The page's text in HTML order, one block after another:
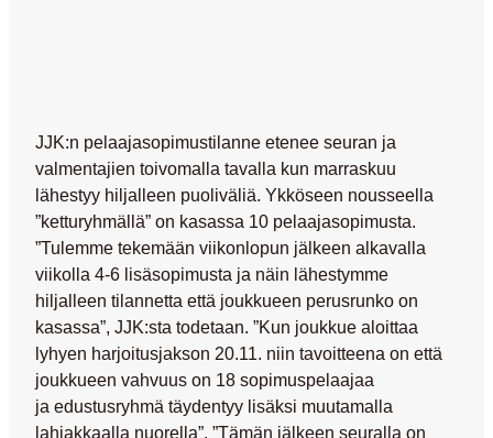
JJK:n pelaajasopimustilanne etenee seuran ja
valmentajien toivomalla tavalla kun marraskuu
lähestyy hiljalleen puoliväliä. Ykköseen nousseella
”ketturyhmällä” on kasassa 10 pelaajasopimusta.
”Tulemme tekemään viikonlopun jälkeen alkavalla
viikolla 4-6 lisäsopimusta ja näin lähestymme
hiljalleen tilannetta että joukkueen perusrunko on
kasassa”, JJK:sta todetaan. ”Kun joukkue aloittaa
lyhyen harjoitusjakson 20.11. niin tavoitteena on että
joukkueen vahvuus on 18 sopimuspelaajaa
ja edustusryhmä täydentyy lisäksi muutamalla
lahjakkaalla nuorella”. ”Tämän jälkeen seuralla on